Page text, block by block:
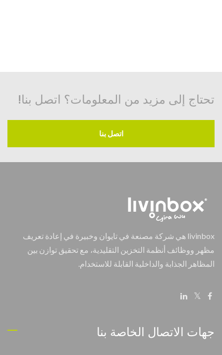
تحتاج إلى مزيد من المعلومات؟ اتصل بنا!
اتصل بنا
livinbox هي شركة مصنعة في تايوان وخبيرة في إعادة تعريف
مظهر ووظائف أنظمة التخزين التقليدية، مع تحقيق توازن بين
المظاهر الجذابة والداخلية القابلة للاستخدام.
جهات الاتصال الخاصة بنا